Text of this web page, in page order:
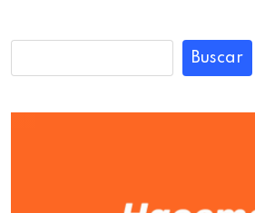
Buscar